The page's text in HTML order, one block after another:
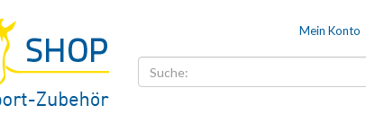
Mein Konto